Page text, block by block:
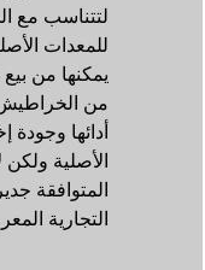
لتتناسب مع
للمعدات
يمكنها من
من
أدائها
الأصلية
المتوافقة
التجارية